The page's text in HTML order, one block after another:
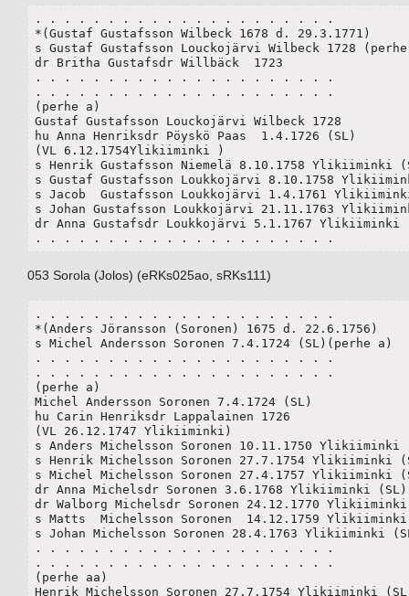
. . . . . . . . . . . . . . . . . . . . .
*(Gustaf Gustafsson Wilbeck 1678 d. 29.3.1771)
s Gustaf Gustafsson Louckojärvi Wilbeck 1728
dr Britha Gustafsdr Willbäck  1723
. . . . . . . . . . . . . . . . . . . . .
. . . . . . . . . . . . . . . . . . . . .
(perhe a)
Gustaf Gustafsson Louckojärvi Wilbeck 1728
hu Anna Henriksdr Pöyskö Paas  1.4.1726 (SL)
(VL 6.12.1754Ylikiiminki )
s Henrik Gustafsson Niemelä 8.10.1758 Ylikiiminki
s Gustaf Gustafsson Loukkojärvi 8.10.1758
s Jacob  Gustafsson Loukkojärvi 1.4.1761
s Johan Gustafsson Loukkojärvi 21.11.1763
dr Anna Gustafsdr Loukkojärvi 5.1.1767 Ylikiiminki
. . . . . . . . . . . . . . . . . . . . .
053 Sorola (Jolos) (eRKs025ao, sRKs111)
. . . . . . . . . . . . . . . . . . . . .
*(Anders Jöransson (Soronen) 1675 d. 22.6.1756)
s Michel Andersson Soronen 7.4.1724 (SL)(perhe a)
. . . . . . . . . . . . . . . . . . . . .
. . . . . . . . . . . . . . . . . . . . .
(perhe a)
Michel Andersson Soronen 7.4.1724 (SL)
hu Carin Henriksdr Lappalainen 1726
(VL 26.12.1747 Ylikiiminki)
s Anders Michelsson Soronen 10.11.1750 Ylikiiminki
s Henrik Michelsson Soronen 27.7.1754 Ylikiiminki
s Michel Michelsson Soronen 27.4.1757 Ylikiiminki
dr Anna Michelsdr Soronen 3.6.1768 Ylikiiminki (SL)
dr Walborg Michelsdr Soronen 24.12.1770
s Matts  Michelsson Soronen  14.12.1759
s Johan Michelsson Soronen 28.4.1763 Ylikiiminki
. . . . . . . . . . . . . . . . . . . . .
. . . . . . . . . . . . . . . . . . . . .
(perhe aa)
Henrik Michelsson Soronen 27.7.1754 Ylikiiminki